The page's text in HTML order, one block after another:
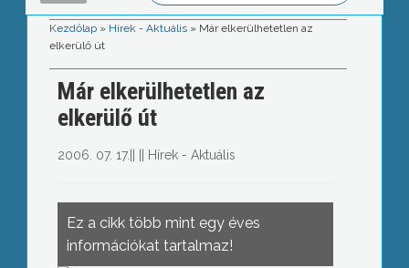
Kezdőlap » Hírek - Aktuális » Már elkerülhetetlen az
elkerülő út
Már elkerülhetetlen az
elkerülő út
2006. 07. 17. Hírek - Aktuális
Ez a cikk több mint egy éves
információkat tartalmaz!